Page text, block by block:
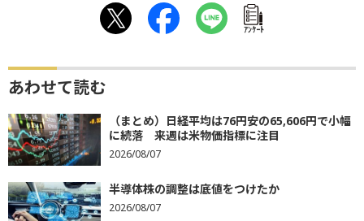
ｱﾝｹｰﾄ
あわせて読む
（まとめ）日経平均は76円安の65,606円で小幅
に続落 来週は米物価指標に注目
2026/08/07
半導体株の調整は底値をつけたか
2026/08/07